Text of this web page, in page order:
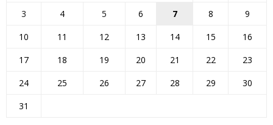
3
4 5 6 7 8
9
10
11 12 13 14 15
16
17
18 19 20 21 22
23
24
25 26 27 28 29
30
31